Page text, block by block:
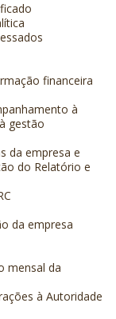
financeira
à
gestão
da empresa e
do Relatório e
da empresa
mensal da
à Autoridade